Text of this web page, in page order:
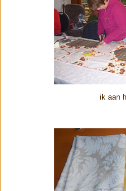
ik aan